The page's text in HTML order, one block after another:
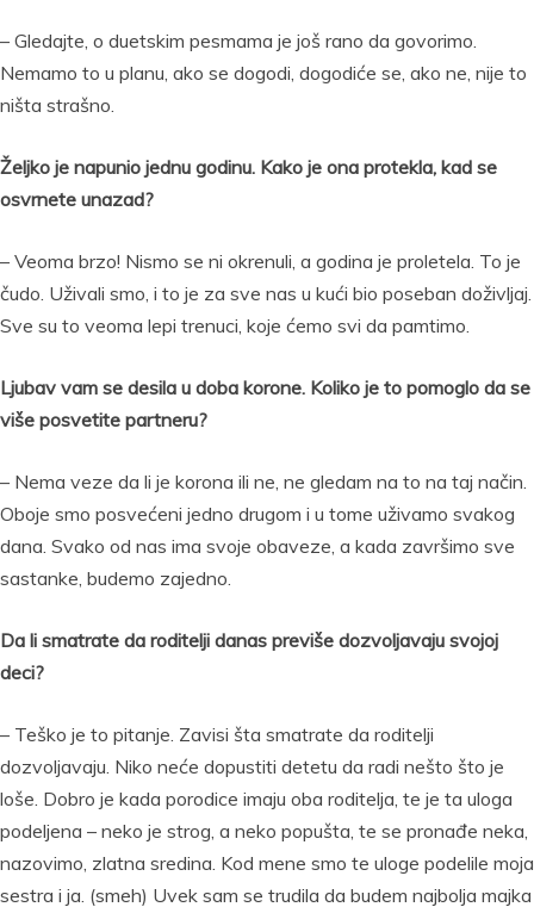
– Gledajte, o duetskim pesmama je još rano da govorimo.
Nemamo to u planu, ako se dogodi, dogodiće se, ako ne, nije to
ništa strašno.
Željko je napunio jednu godinu. Kako je ona protekla, kad se
osvrnete unazad?
– Veoma brzo! Nismo se ni okrenuli, a godina je proletela. To je
čudo. Uživali smo, i to je za sve nas u kući bio poseban doživljaj.
Sve su to veoma lepi trenuci, koje ćemo svi da pamtimo.
Ljubav vam se desila u doba korone. Koliko je to pomoglo da se
više posvetite partneru?
– Nema veze da li je korona ili ne, ne gledam na to na taj način.
Oboje smo posvećeni jedno drugom i u tome uživamo svakog
dana. Svako od nas ima svoje obaveze, a kada završimo sve
sastanke, budemo zajedno.
Da li smatrate da roditelji danas previše dozvoljavaju svojoj
deci?
– Teško je to pitanje. Zavisi šta smatrate da roditelji
dozvoljavaju. Niko neće dopustiti detetu da radi nešto što je
loše. Dobro je kada porodice imaju oba roditelja, te je ta uloga
podeljena – neko je strog, a neko popušta, te se pronađe neka,
nazovimo, zlatna sredina. Kod mene smo te uloge podelile moja
sestra i ja. (smeh) Uvek sam se trudila da budem najbolja majka